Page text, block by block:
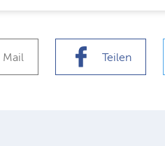
Mail Teilen